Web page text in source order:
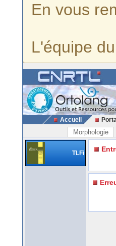
En vous
L'équipe
Accueil
Morphologie
TLFi